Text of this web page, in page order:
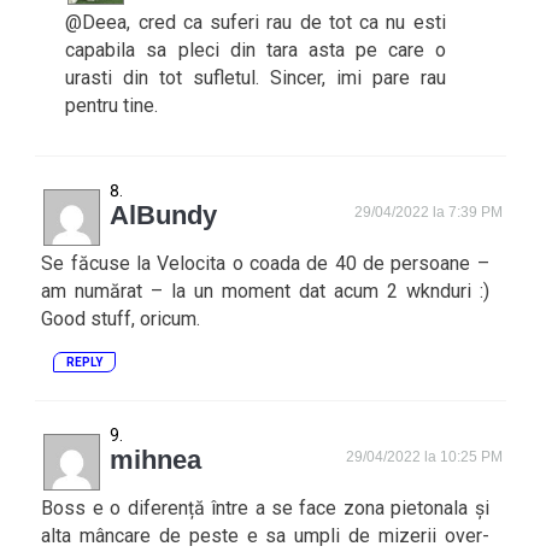
@Deea, cred ca suferi rau de tot ca nu esti
capabila sa pleci din tara asta pe care o
urasti din tot sufletul. Sincer, imi pare rau
pentru tine.
AlBundy 29/04/2022 la 7:39 PM
Se făcuse la Velocita o coada de 40 de persoane –
am numărat – la un moment dat acum 2 wknduri :)
Good stuff, oricum.
REPLY
mihnea 29/04/2022 la 10:25 PM
Boss e o diferență între a se face zona pietonala și
alta mâncare de peste e sa umpli de mizerii over-